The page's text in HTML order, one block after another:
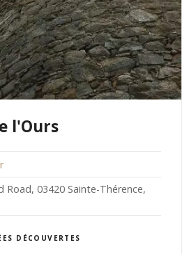
l'Ours
Road, 03420 Sainte-Thérence,
DÉCOUVERTES